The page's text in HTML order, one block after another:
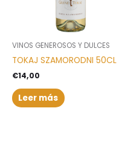
VINOS GENEROSOS Y DULCES
TOKAJ SZAMORODNI 50CL
€14,00
Leer más